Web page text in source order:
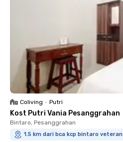
Coliving • Putri
Kost Putri Vania Pesanggrahan
Bintaro, Pesanggrahan
1.5 km dari bca kcp bintaro veteran